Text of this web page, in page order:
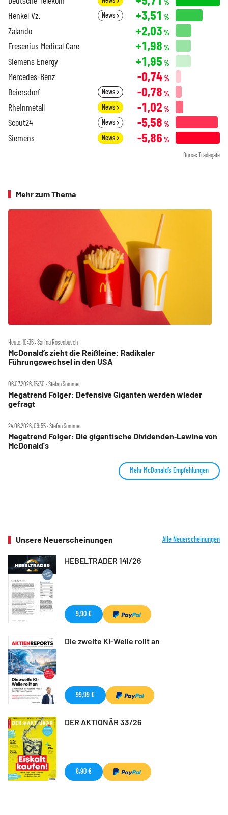
%
Henkel Vz. News +3,51 %
Zalando +2,03 %
Fresenius Medical Care +1,98 %
Siemens Energy +1,95 %
Mercedes-Benz -0,74%
Beiersdorf News -0,78 %
Rheinmetall News -1,02 %
Scout24 News -5,58 %
Siemens News -5,86 %
Börse: Tradegate
Mehr zum Thema
Heute, 10:35 ‧ Sarina Rosenbusch
McDonald’s zieht die Reißleine: Radikaler
Führungswechsel in den USA
06.07.2026, 15:30 ‧ Stefan Sommer
Megatrend Folger: Defensive Giganten werden wieder
gefragt
24.06.2026, 09:55 ‧ Stefan Sommer
Megatrend Folger: Die gigantische Dividenden‑Lawine von
McDonald's
Mehr McDonald’s Empfehlungen
Unsere Neuerscheinungen Alle Neuerscheinungen
HEBELTRADER 141/26
9,90 €
Die zweite KI-Welle rollt an
99,99 €
DER AKTIONÄR 33/26
8,90 €